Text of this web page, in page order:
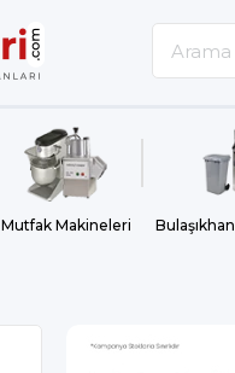
Mutfak Makineleri